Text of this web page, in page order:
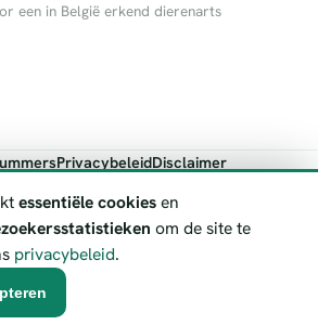
een in België erkend dierenarts
PrivacybeleidDisclaimer
wachtdienst-informatie ter oriëntatie.
112. Controleer altijd de actuele
officiële bron.
essentiële cookiesen
om de site te
privacybeleid.